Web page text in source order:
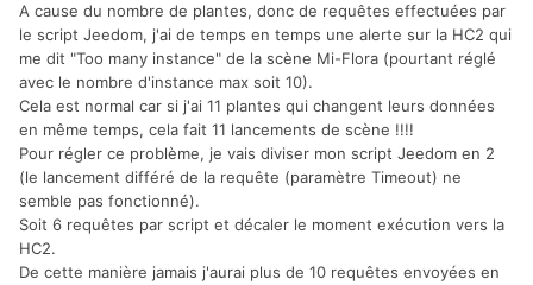
A cause du nombre de plantes, donc de requêtes effectuées par
le script Jeedom, j'ai de temps en temps une alerte sur la HC2 qui
me dit "Too many instance" de la scène Mi-Flora (pourtant réglé
avec le nombre d'instance max soit 10).
Cela est normal car si j'ai 11 plantes qui changent leurs données
en même temps, cela fait 11 lancements de scène !!!!
Pour régler ce problème, je vais diviser mon script Jeedom en 2
(le lancement différé de la requête (paramètre Timeout) ne
semble pas fonctionné).
Soit 6 requêtes par script et décaler le moment exécution vers la
HC2.
De cette manière jamais j'aurai plus de 10 requêtes envoyées en